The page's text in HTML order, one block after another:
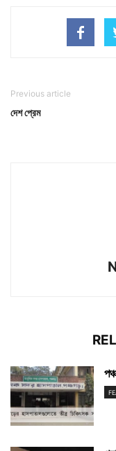
Previous article
দেশ প্রেম